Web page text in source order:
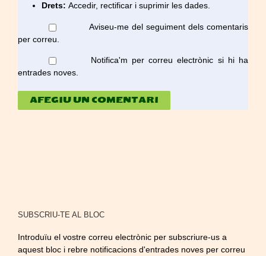
Drets: Accedir, rectificar i suprimir les dades.
Aviseu-me del seguiment dels comentaris
per correu.
Notifica'm per correu electrònic si hi ha
entrades noves.
SUBSCRIU-TE AL BLOC
Introduïu el vostre correu electrònic per subscriure-us a
aquest bloc i rebre notificacions d'entrades noves per correu